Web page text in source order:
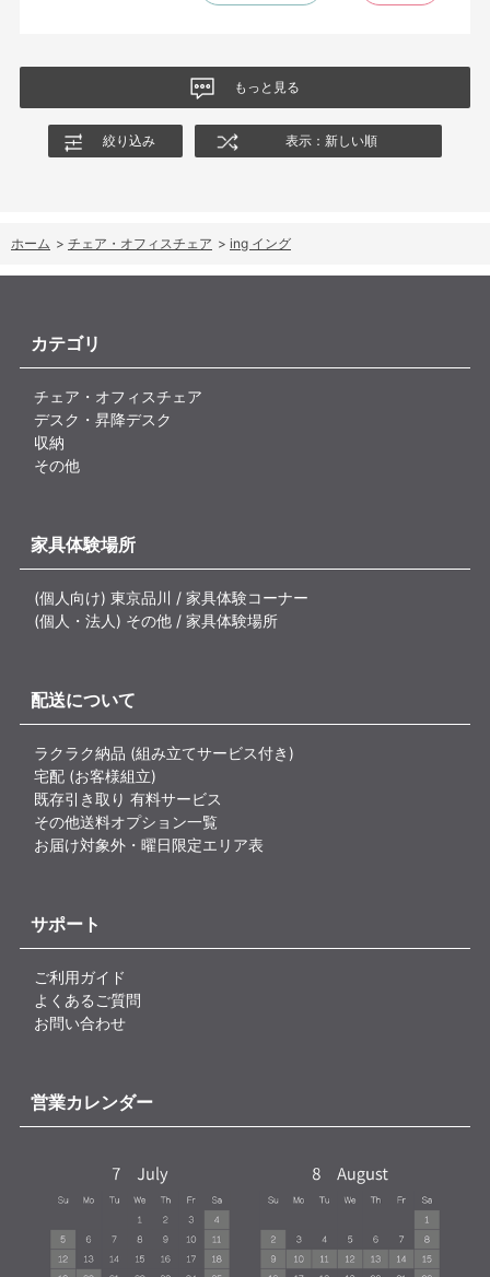
尻についてくるフレキシブルな座面が嬉しい。
もっと見る
絞り込み 表示：新しい順
ホーム > チェア・オフィスチェア > ing イング
カテゴリ
チェア・オフィスチェア
デスク・昇降デスク
収納
その他
家具体験場所
(個人向け) 東京品川 / 家具体験コーナー
(個人・法人) その他 / 家具体験場所
配送について
ラクラク納品 (組み立てサービス付き)
宅配 (お客様組立)
既存引き取り 有料サービス
その他送料オプション一覧
お届け対象外・曜日限定エリア表
サポート
ご利用ガイド
よくあるご質問
お問い合わせ
営業カレンダー